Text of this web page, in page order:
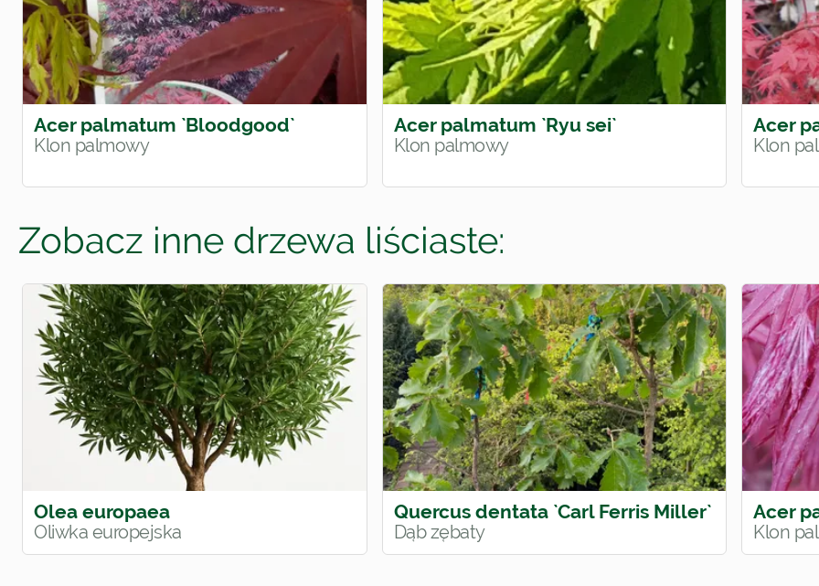
Acer palmatum `Bloodgood`
Klon palmowy
Acer palmatum `Ryu sei`
Klon palmowy
Acer
Klon
Zobacz inne drzewa liściaste:
Olea europaea
Oliwka europejska
Quercus dentata `Carl Ferris Miller`
Dąb zębaty
Acer
Klon